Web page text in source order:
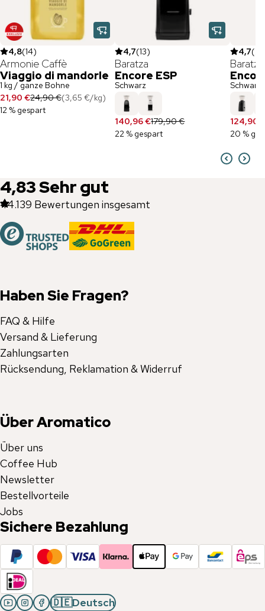
4,8(14)
Armonie Caffè
Viaggio di mandorle
1 kg / ganze Bohne
21,90 €24,90 €(3,65 €/kg)
12 % gespart
4,7(13)
Baratza
Encore ESP
Schwarz
140,96 €179,90 €
22 % gespart
4,7(
Baratza
Schwarz
124,90
20 %
4,83Sehr gut
44.139 Bewertungen insgesamt
Haben Sie Fragen?
FAQ & Hilfe
Versand & Lieferung
Zahlungsarten
Rücksendung, Reklamation & Widerruf
Über Aromatico
Über uns
Coffee Hub
Newsletter
Bestellvorteile
Jobs
Sichere Bezahlung
🇩🇪Deutsch